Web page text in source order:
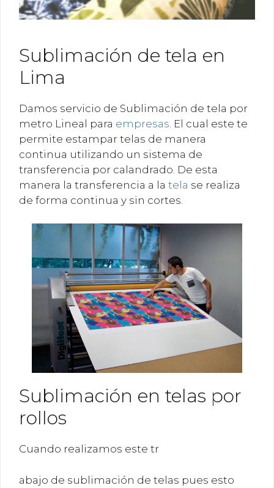
Sublimación de tela en
Lima
Damos servicio de Sublimación de tela por
metro Lineal para empresas . El cual este te
permite estampar telas de manera
continua utilizando un sistema de
transferencia por calandrado. De esta
manera la transferencia a la tela se realiza
de forma continua y sin cortes.
Sublimación en telas por
rollos
Cuando realizamos este tr
abajo de sublimación de telas pues esto